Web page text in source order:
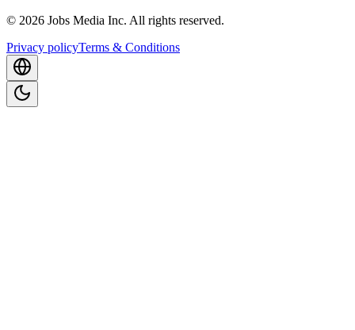
© 2026 Jobs Media Inc. All rights reserved.
Privacy policyTerms & Conditions